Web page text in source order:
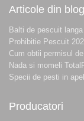
Articole din blog
Balti de pescuit
Prohibitie Pescuit
Cum obtii permisul
Nada si momeli
Specii de pesti in
Producatori